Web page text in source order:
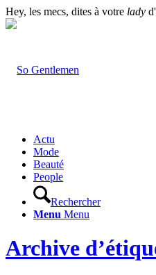
Hey, les mecs, dites à votre lady
Actu
Mode
Beauté
People
Rechercher
Menu Menu
Archive